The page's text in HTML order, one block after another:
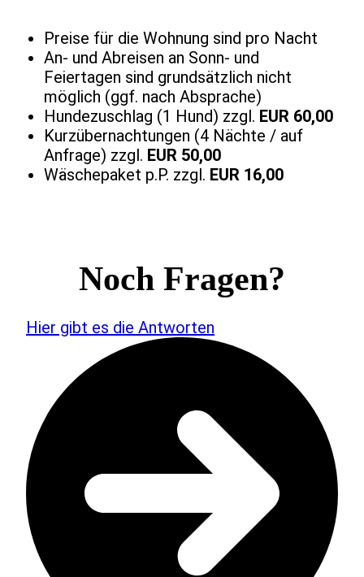
Preise für die Wohnung sind pro Nacht
An- und Abreisen an Sonn- und
Feiertagen sind grundsätzlich nicht
möglich (ggf. nach Absprache)
Hundezuschlag (1 Hund) zzgl. EUR 60,00
Kurzübernachtungen (4 Nächte / auf
Anfrage) zzgl. EUR 50,00
Wäschepaket p.P. zzgl. EUR 16,00
Noch Fragen?
Hier gibt es die Antworten